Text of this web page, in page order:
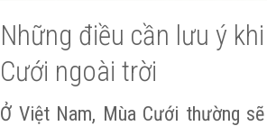
Những điều cần lưu ý
Cưới ngoài trời
Ở Việt Nam, Mùa Cưới thường